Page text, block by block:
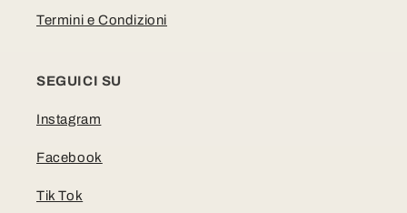
Termini e Condizioni
SEGUICI SU
Instagram
Facebook
Tik Tok